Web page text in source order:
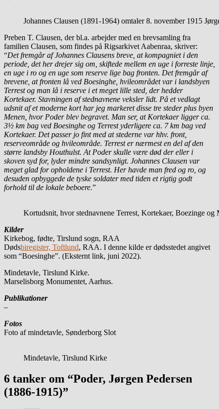
Johannes Clausen (1891-1964) omtaler 8. november 1915
Preben T. Clausen, der bl.a. arbejder med en brevsamling fra
familien Clausen, som findes på Rigsarkivet Aabenraa, skriver:
“Det fremgår af Johannes Clausens breve, at kompagniet i den
periode, det her drejer sig om, skiftede mellem en uge i forreste linje,
en uge i ro og en uge som reserve lige bag fronten. Det fremgår af
brevene, at fronten lå ved Boesinghe, hvileområdet var i landsbyen
Terrest og man lå i reserve i et meget lille sted, der hedder
Kortekaer. Stavningen af stednavnene veksler lidt. På et vedlagt
udsnit af et moderne kort har jeg markeret disse tre steder plus byen
Menen, hvor Poder blev begravet. Man ser, at Kortekaer ligger ca.
3½ km bag ved Boesinghe og Terrest yderligere ca. 7 km bag ved
Kortekaer. Det passer jo fint med at stederne var hhv. front,
reserveområde og hvileområde. Terrest er nærmest en del af den
større landsby Houthulst. At Poder skulle være død der eller i
skoven syd for, lyder mindre sandsynligt. Johannes Clausen var
meget glad for opholdene i Terrest. Her havde man fred og ro, og
desuden opbyggede de tyske soldater med tiden et rigtig godt
forhold til de lokale beboere.”
Kortudsnit, hvor stednavnene Terrest, Kortekaer, Boezinge
Kilder
Kirkebog, fødte, Tirslund sogn, RAA
Dødsbiregister, Toftlund, RAA. I denne kilde er dødsstedet angivet
som “Boesinghe”. (Eksternt link, juni 2022).
Mindetavle, Tirslund Kirke.
Marselisborg Monumentet, Aarhus.
Publikationer
–
Fotos
Foto af mindetavle, Sønderborg Slot
Mindetavle, Tirslund Kirke
6 tanker om “Poder, Jørgen Pedersen
(1886-1915)”